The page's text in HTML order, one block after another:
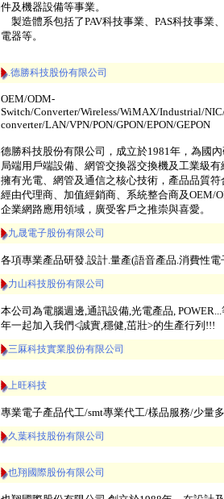
件及機器設備等事業。
製造體系包括了PAV科技事業、PAS科技事業
電器等。
.德勝科技股份有限公司
OEM/ODM-
Switch/Converter/Wireless/WiMAX/Industrial/
converter/LAN/VPN/PON/GPON/EPON/GEPON
德勝科技股份有限公司，成立於1981年，為國
局端用戶端設備、網管交換器交換機及工業級
擁有光電、網管及通信之核心技術，產品品質
經由代理商、加值經銷商、系統整合商及OEM/
企業網路應用領域，廣受客戶之推崇與喜愛。
九晟電子股份有限公司
各項專業產品研發.設計.量產(語音產品.消費性
力山科技股份有限公司
本公司為電腦週邊,通訊設備,光電產品,
年一起加入我們<誠實,穩健,茁壯>的生產行列!!!
三厤科技實業股份有限公司
上旺科技
專業電子產品代工/smt專業代工/樣品服務/少量
久葉科技股份有限公司
也翔國際股份有限公司